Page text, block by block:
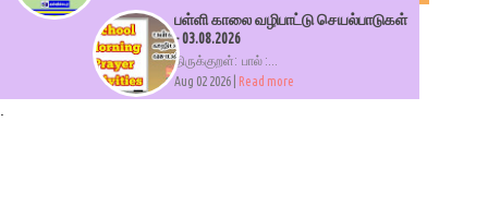
பள்ளி காலை வழிபாட்டு செயல்பாடுகள்
- 03.08.2026
திருக்குறள்: பால் :...
Aug 02 2026 | Read more